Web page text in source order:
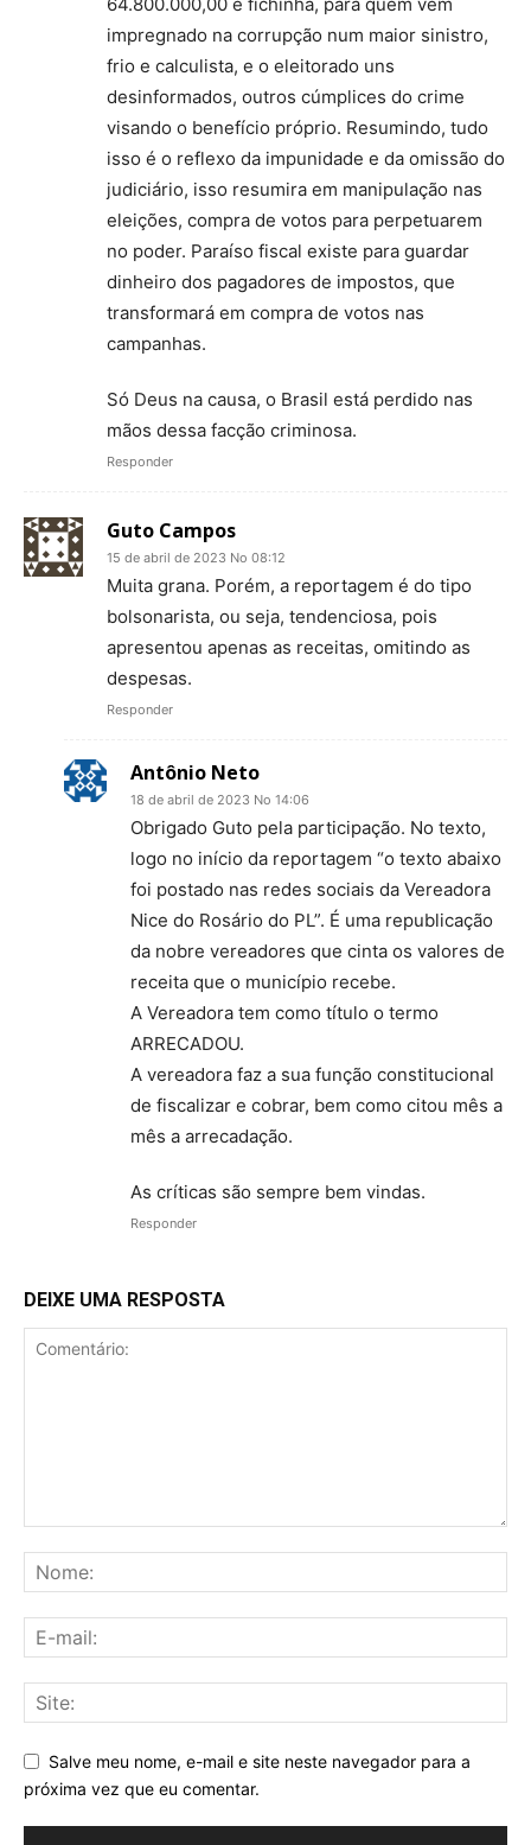
impregnado na corrupção num maior sinistro,
frio e calculista, e o eleitorado uns
desinformados, outros cúmplices do crime
visando o benefício próprio. Resumindo, tudo
isso é o reflexo da impunidade e da omissão do
judiciário, isso resumira em manipulação nas
eleições, compra de votos para perpetuarem
no poder. Paraíso fiscal existe para guardar
dinheiro dos pagadores de impostos, que
transformará em compra de votos nas
campanhas.
Só Deus na causa, o Brasil está perdido nas
mãos dessa facção criminosa.
Responder
Guto Campos
15 de abril de 2023 No 08:12
Muita grana. Porém, a reportagem é do tipo
bolsonarista, ou seja, tendenciosa, pois
apresentou apenas as receitas, omitindo as
despesas.
Responder
Antônio Neto
18 de abril de 2023 No 14:06
Obrigado Guto pela participação. No texto,
logo no início da reportagem “o texto abaixo
foi postado nas redes sociais da Vereadora
Nice do Rosário do PL”. É uma republicação
da nobre vereadores que cinta os valores de
receita que o município recebe.
A Vereadora tem como título o termo
ARRECADOU.
A vereadora faz a sua função constitucional
de fiscalizar e cobrar, bem como citou mês a
mês a arrecadação.
As críticas são sempre bem vindas.
Responder
DEIXE UMA RESPOSTA
Salve meu nome, e-mail e site neste navegador para a
próxima vez que eu comentar.